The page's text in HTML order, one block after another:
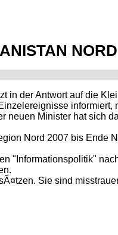
in der Antwort auf die
neuen Minister hat sich
Nord 2007 bis Ende
"Informationspolitik"
Sie sind